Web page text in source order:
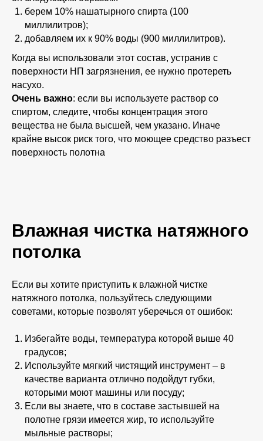
берем 10% нашатырного спирта (100
миллилитров);
добавляем их к 90% воды (900 миллилитров).
Когда вы использовали этот состав, устранив с
поверхности НП загрязнения, ее нужно протереть
насухо.
Очень важно: если вы используете раствор со
спиртом, следите, чтобы концентрация этого
вещества не была высшей, чем указано. Иначе
крайне высок риск того, что моющее средство разъест
поверхность полотна
Влажная чистка натяжного
потолка
Если вы хотите приступить к влажной чистке
натяжного потолка, пользуйтесь следующими
советами, которые позволят уберечься от ошибок:
Избегайте воды, температура которой выше 40
градусов;
Используйте мягкий чистящий инструмент – в
качестве варианта отлично подойдут губки,
которыми моют машины или посуду;
Если вы знаете, что в составе застывшей на
полотне грязи имеется жир, то используйте
мыльные растворы;